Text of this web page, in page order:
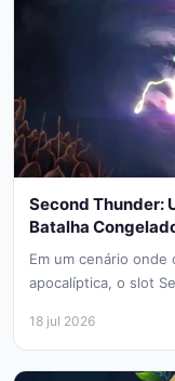
Second Thunder:
Batalha
Em um cenário
apocalíptica, o slot
18 jul 2026